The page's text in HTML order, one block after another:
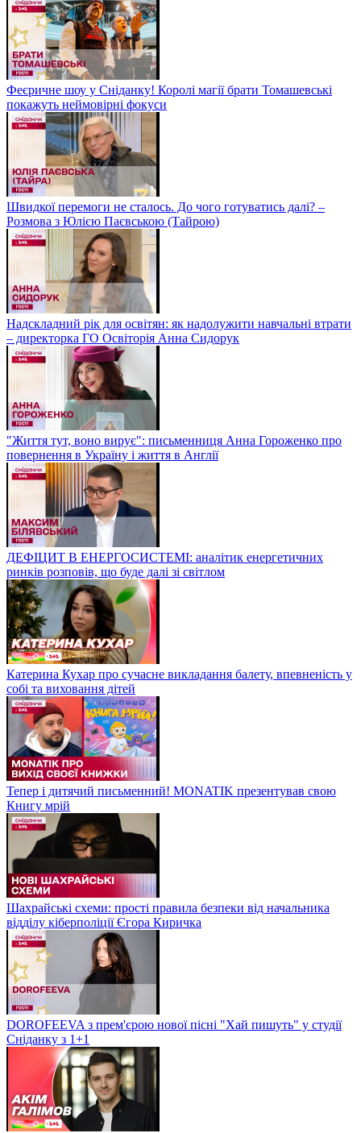
Феєричне шоу у Сніданку! Королі магії брати Томашевські
покажуть неймовірні фокуси
Швидкої перемоги не сталось. До чого готуватись далі? –
Розмова з Юлією Паєвською (Тайрою)
Надскладний рік для освітян: як надолужити навчальні втрати
– директорка ГО Освіторія Анна Сидорук
"Життя тут, воно вирує": письменниця Анна Гороженко про
повернення в Україну і життя в Англії
ДЕФІЦИТ В ЕНЕРГОСИСТЕМІ: аналітик енергетичних
ринків розповів, що буде далі зі світлом
Катерина Кухар про сучасне викладання балету, впевненість у
собі та виховання дітей
Тепер і дитячий письменний! MONATIK презентував свою
Книгу мрій
Шахрайські схеми: прості правила безпеки від начальника
відділу кіберполіції Єгора Киричка
DOROFEEVA з прем'єрою нової пісні "Хай пишуть" у студії
Сніданку з 1+1